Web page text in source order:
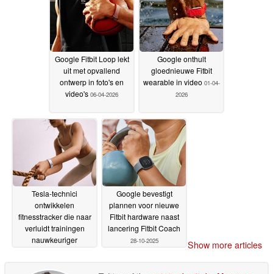
Google Fitbit Loop lekt
uit met opvallend
ontwerp in foto's en
video's 06-04-2026
Google onthult
gloednieuwe Fitbit
wearable in video 01-04-
2026
Tesla-technici
ontwikkelen
fitnesstracker die naar
verluidt trainingen
nauwkeuriger
Google bevestigt
plannen voor nieuwe
Fitbit hardware naast
lancering Fitbit Coach
28-10-2025 Show more articles